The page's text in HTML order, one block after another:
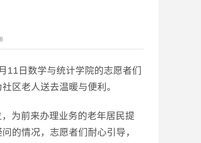
11日数学与统计学院的志愿者们
区老人送去温暖与便利。
为前来办理业务的老年居民提
的情况，志愿者们耐心引导，